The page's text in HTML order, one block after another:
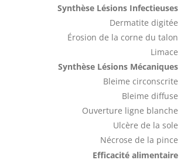
Synthèse Lésions Infectieuses
Dermatite digitée
Érosion de la corne du talon
Limace
Synthèse Lésions Mécaniques
Bleime circonscrite
Bleime diffuse
Ouverture ligne blanche
Ulcère de la sole
Nécrose de la pince
Efficacité alimentaire